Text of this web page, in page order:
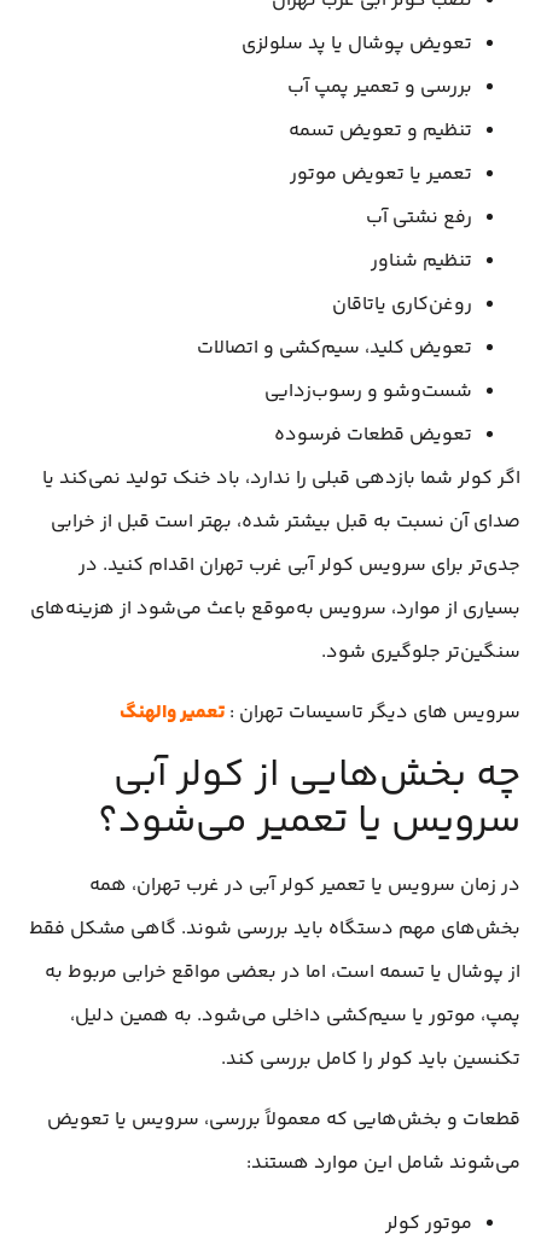
تعویض پوشال یا پد سلولزی
بررسی و تعمیر پمپ آب
تنظیم و تعویض تسمه
تعمیر یا تعویض موتور
رفع نشتی آب
تنظیم شناور
روغن‌کاری یاتاقان
تعویض کلید، سیم‌کشی و اتصالات
شست‌وشو و رسوب‌زدایی
تعویض قطعات فرسوده
اگر کولر شما بازدهی قبلی را ندارد، باد خنک تولید نمی‌کند یا
صدای آن نسبت به قبل بیشتر شده، بهتر است قبل از خرابی
جدی‌تر برای سرویس کولر آبی غرب تهران اقدام کنید. در
بسیاری از موارد، سرویس به‌موقع باعث می‌شود از هزینه‌های
سنگین‌تر جلوگیری شود.
سرویس های دیگر تاسیسات تهران : تعمیر والهنگ
چه بخش‌هایی از کولر آبی
سرویس یا تعمیر می‌شود؟
در زمان سرویس یا تعمیر کولر آبی در غرب تهران، همه
بخش‌های مهم دستگاه باید بررسی شوند. گاهی مشکل فقط
از پوشال یا تسمه است، اما در بعضی مواقع خرابی مربوط به
پمپ، موتور یا سیم‌کشی داخلی می‌شود. به همین دلیل،
تکنسین باید کولر را کامل بررسی کند.
قطعات و بخش‌هایی که معمولاً بررسی، سرویس یا تعویض
می‌شوند شامل این موارد هستند:
موتور کولر